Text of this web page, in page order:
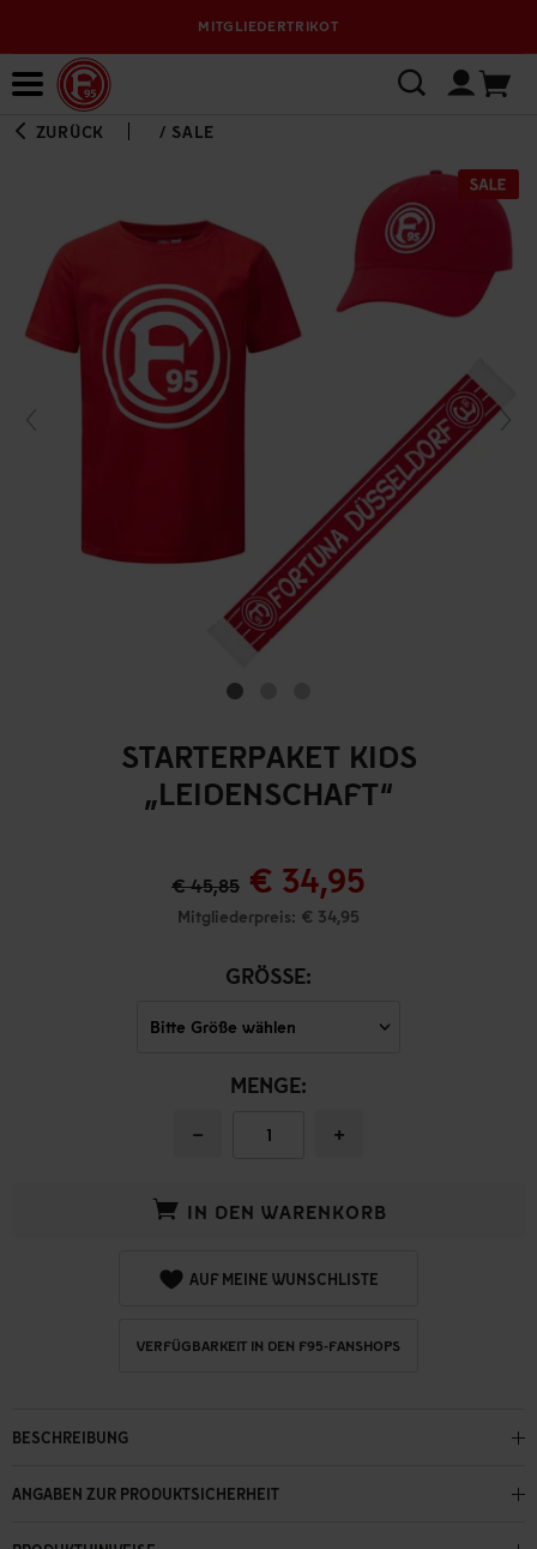
MITGLIEDERTRIKOT
ZURÜCK / SALE
STARTERPAKET KIDS
„LEIDENSCHAFT“
€ 45,85 € 34,95
Mitgliederpreis: € 34,95
GRÖSSE:
MENGE:
− +
IN DEN WARENKORB
AUF MEINE WUNSCHLISTE
VERFÜGBARKEIT IN DEN F95-FANSHOPS
BESCHREIBUNG
ANGABEN ZUR PRODUKTSICHERHEIT